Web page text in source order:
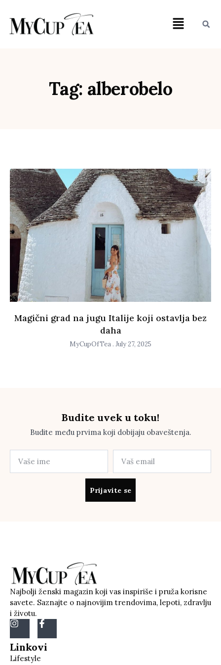
Tag: alberobelo
Magični grad na jugu Italije koji ostavlja bez
daha
MyCupOfTea July 27, 2025
Budite uvek u toku!
Budite među prvima koji dobijaju obaveštenja.
Prijavite se
Najbolji ženski magazin koji vas inspiriše i pruža korisne
savete. Saznajte o najnovijim trendovima, lepoti, zdravlju
i životu.
Linkovi
Lifestyle